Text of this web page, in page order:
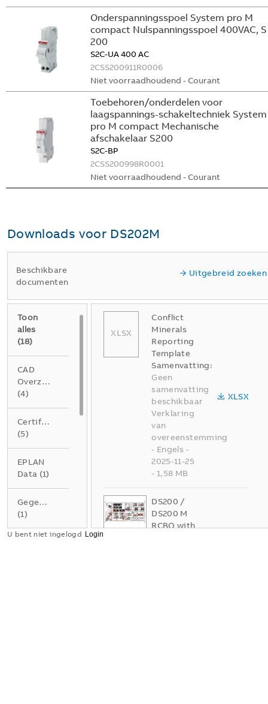
Onderspanningsspoel System pro M
compact Nulspanningsspoel 400VAC, S
200
S2C-UA 400 AC
2CSS200911R0006
Niet voorraadhoudend - Courant
Toebehoren/onderdelen voor
laagspannings-schakeltechniek System
pro M compact Mechanische
afschakelaar S200
S2C-BP
2CSS200998R0001
Niet voorraadhoudend - Courant
Downloads voor DS202M
Beschikbare
documenten
Uitgebreid zoeken
Toon
alles
(18)
CAD
Overzichtstekening
(4)
Certificaat
(5)
EPLAN
Data (1)
Gegevensblad
(1)
XLSX
Conflict
Minerals
Reporting
Template
Samenvatting:
Geen
samenvatting
beschikbaar
Verklaring
van
overeenstemming
- Engels -
2025-11-25
- 1,58 MB
XLSX
DS200 /
DS200 M
RCBO with
U bent niet ingelogd